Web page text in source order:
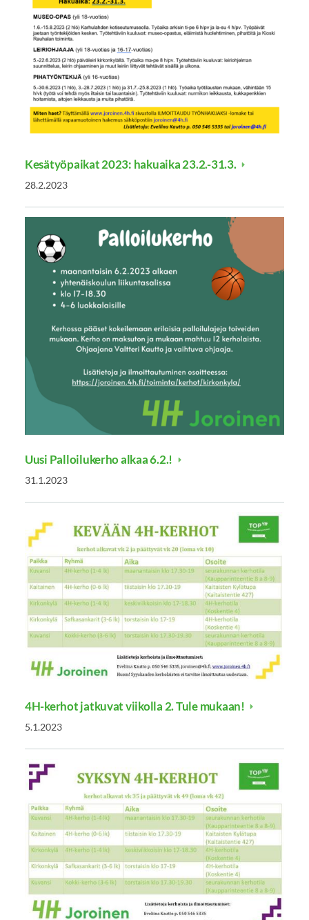
Kesätyöpaikat 2023: hakuaika 23.2.-31.3.
28.2.2023
Uusi Palloilukerho alkaa 6.2.!
31.1.2023
4H-kerhot jatkuvat viikolla 2. Tule mukaan!
5.1.2023